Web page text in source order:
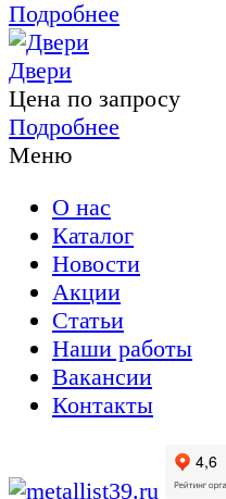
Подробнее
Двери
Цена по запросу
Подробнее
Меню
О нас
Каталог
Новости
Акции
Статьи
Наши работы
Вакансии
Контакты